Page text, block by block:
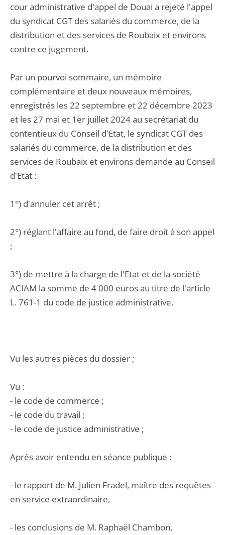
cour administrative d'appel de Douai a rejeté l'appel
du syndicat CGT des salariés du commerce, de la
distribution et des services de Roubaix et environs
contre ce jugement.
Par un pourvoi sommaire, un mémoire
complémentaire et deux nouveaux mémoires,
enregistrés les 22 septembre et 22 décembre 2023
et les 27 mai et 1er juillet 2024 au secrétariat du
contentieux du Conseil d'Etat, le syndicat CGT des
salariés du commerce, de la distribution et des
services de Roubaix et environs demande au Conseil
d'Etat :
1°) d'annuler cet arrêt ;
2°) réglant l'affaire au fond, de faire droit à son appel
;
3°) de mettre à la charge de l'Etat et de la société
ACIAM la somme de 4 000 euros au titre de l'article
L. 761-1 du code de justice administrative.
Vu les autres pièces du dossier ;
Vu :
- le code de commerce ;
- le code du travail ;
- le code de justice administrative ;
Après avoir entendu en séance publique :
- le rapport de M. Julien Fradel, maître des requêtes
en service extraordinaire,
- les conclusions de M. Raphaël Chambon,